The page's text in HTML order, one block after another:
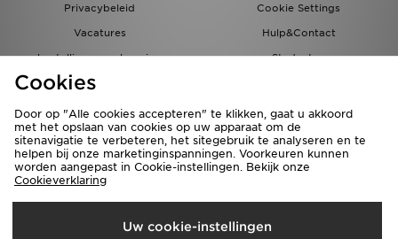
Privacybeleid
Cookie Settings
Vacatures
Hulp&Contact
bestellingen en levering
Studenten
Partnerprogramma
Verzenden Naar
Nederland
Cookies
Door op "Alle cookies accepteren" te klikken, gaat u akkoord
met het opslaan van cookies op uw apparaat om de
sitenavigatie te verbeteren, het sitegebruik te analyseren en te
helpen bij onze marketinginspanningen. Voorkeuren kunnen
worden aangepast in Cookie-instellingen. Bekijk onze
Cookieverklaring
Uw cookie-instellingen